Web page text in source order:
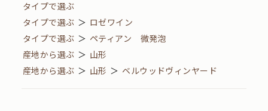
タイプで選ぶ
タイプで選ぶ ＞ ロゼワイン
タイプで選ぶ ＞ ペティアン 微発泡
産地から選ぶ ＞ 山形
産地から選ぶ ＞ 山形 ＞ ベルウッドヴィンヤード